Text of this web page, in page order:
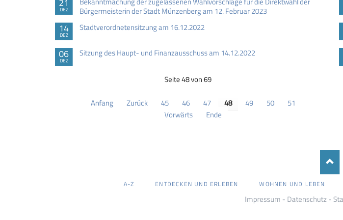
DEZ
Bürgermeisterin der Stadt Münzenberg am 12. Februar 2023
14
DEZ
Stadtverordnetensitzung am 16.12.2022
06
DEZ
Sitzung des Haupt- und Finanzausschuss am 14.12.2022
Seite 48 von 69
Anfang Zurück 45 46 47 48 49 50
51
Vorwärts
Ende
ÜBERSPRINGEN
A-Z ENTDECKEN UND ERLEBEN WOHNEN UND LEBEN
Impressum - Datenschutz -